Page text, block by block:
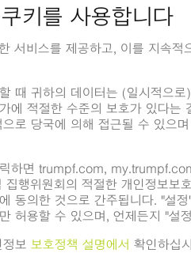
레이저 미세먼지 제동